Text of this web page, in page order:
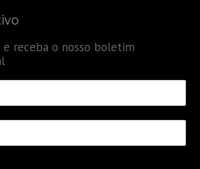
e receba o nosso boletim